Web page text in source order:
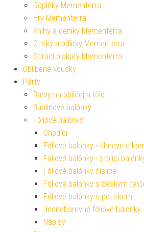
Doplňky Mementerra
Hry Mementerra
Knihy a deníky Mementerra
Otisky a odlitky Mementerra
Stírací plakáty Mementerra
Oblíbené kousky
Párty
Barvy na obličej a tělo
Bublinové balónky
Fóliové balónky
Chodící
Fóliové balónky - filmové a
Fóliové balónky - stojící
Fóliové balónky číslice
Fóliové balónky s českým
Fóliové balónky s potiskem
Jednobarevné fóliové balónky
Nápisy